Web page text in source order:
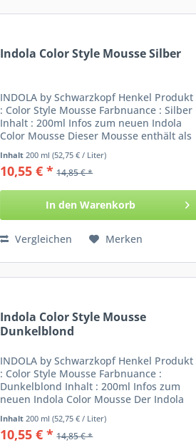
Indola Color Style Mousse Silber
INDOLA by Schwarzkopf Henkel Produkt
: Color Style Mousse Farbnuance : Silber
Inhalt : 200ml Infos zum neuen Indola
Color Mousse Dieser Mousse enthält als
verleiht hellem Haar einen kühlen...
Inhalt 200 ml(52,75 € / Liter)
10,55 € * 14,85 € *
In den Warenkorb
Vergleichen Merken
Indola Color Style Mousse
Dunkelblond
INDOLA by Schwarzkopf Henkel Produkt
: Color Style Mousse Farbnuance :
Dunkelblond Inhalt : 200ml Infos zum
neuen Indola Color Mousse Der Indola
Schaum bedient gleich zwei
Anwendungsfelder: Zum Einen kann der
Mousse als Farbfestiger ins...
Inhalt 200 ml(52,75 € / Liter)
10,55 € * 14,85 € *